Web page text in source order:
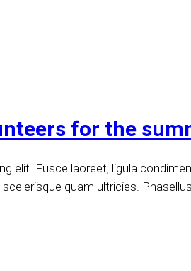
for the
elit. Fusce laoreet, ligula
quam ultricies.